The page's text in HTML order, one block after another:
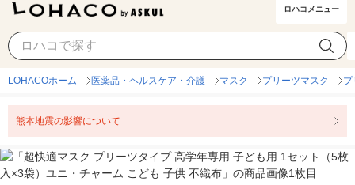
ロハコメニュー
LOHACOホーム 医薬品・ヘルスケア・介護 マスク プリーツマスク
熊本地震の影響について